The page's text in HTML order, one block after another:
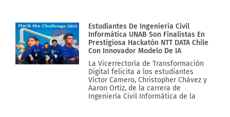
Estudiantes De Ingeniería Civil
Informática UNAB Son Finalistas En
Prestigiosa Hackatón NTT DATA Chile
Con Innovador Modelo De IA
La Vicerrectoría de Transformación
Digital felicita a los estudiantes
Víctor Camero, Christopher Chávez y
Aaron Ortiz, de la carrera de
Ingeniería Civil Informática de la